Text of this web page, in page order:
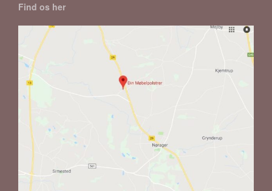
Find os her